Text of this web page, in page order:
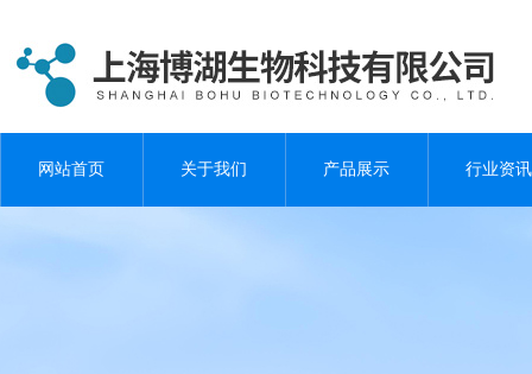
网站首页 关于我们 产品展示 行业资讯